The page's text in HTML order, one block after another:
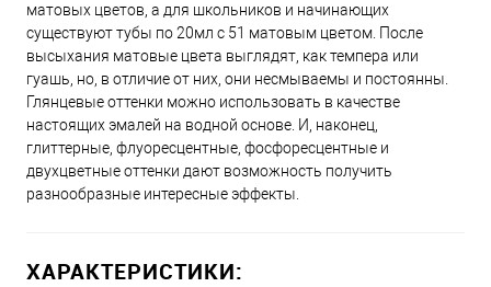
матовых цветов, а для школьников и начинающих
существуют тубы по 20мл с 51 матовым цветом. После
высыхания матовые цвета выглядят, как темпера или
гуашь, но, в отличие от них, они несмываемы и постоянны.
Глянцевые оттенки можно использовать в качестве
настоящих эмалей на водной основе. И, наконец,
глиттерные, флуоресцентные, фосфоресцентные и
двухцветные оттенки дают возможность получить
разнообразные интересные эффекты.
ХАРАКТЕРИСТИКИ: